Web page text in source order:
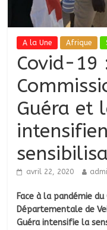
A la Une Afrique
Covid-19
Guéra et
avril 22, 2020
Face à la pandémie
Départementale de
Guéra intensifie la